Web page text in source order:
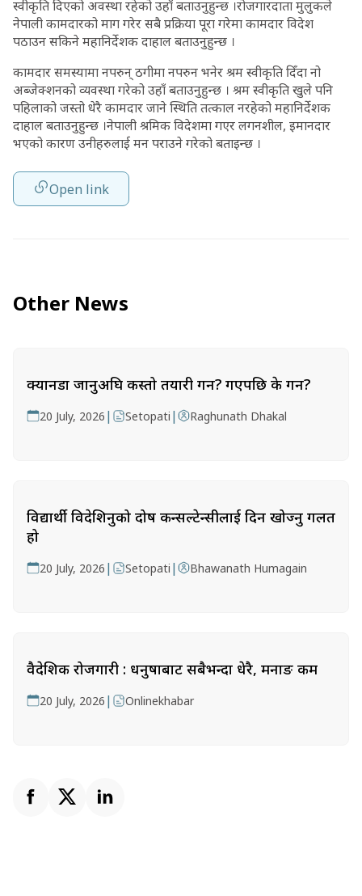
स्वीकृति दिएको अवस्था रहेको उहाँ बताउनुहुन्छ ।रोजगारदाता मुलुकले
नेपाली कामदारको माग गरेर सबै प्रक्रिया पूरा गरेमा कामदार विदेश
पठाउन सकिने महानिर्देशक दाहाल बताउनुहुन्छ ।
कामदार समस्यामा नपरुन् ठगीमा नपरुन भनेर श्रम स्वीकृति दिँदा नो
अब्जेक्शनको व्यवस्था गरेको उहाँ बताउनुहुन्छ । श्रम स्वीकृति खुले पनि
पहिलाको जस्तो धेरै कामदार जाने स्थिति तत्काल नरहेको महानिर्देशक
दाहाल बताउनुहुन्छ ।नेपाली श्रमिक विदेशमा गएर लगनशील, इमानदार
भएको कारण उनीहरुलाई मन पराउने गरेको बताइन्छ ।
Open link
Other News
क्यानडा जानुअघि कस्तो तयारी गर्ने? गएपछि के गर्ने?
20 July, 2026 | Setopati | Raghunath Dhakal
विद्यार्थी विदेशिनुको दोष कन्सल्टेन्सीलाई दिन खोज्नु गलत
हो
20 July, 2026 | Setopati | Bhawanath Humagain
वैदेशिक रोजगारी : धनुषाबाट सबैभन्दा धेरै, मनाङ कम
20 July, 2026 | Onlinekhabar